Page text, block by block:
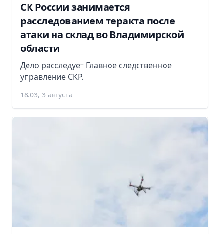
СК России занимается
расследованием теракта после
атаки на склад во Владимирской
области
Дело расследует Главное следственное
управление СКР.
18:03, 3 августа